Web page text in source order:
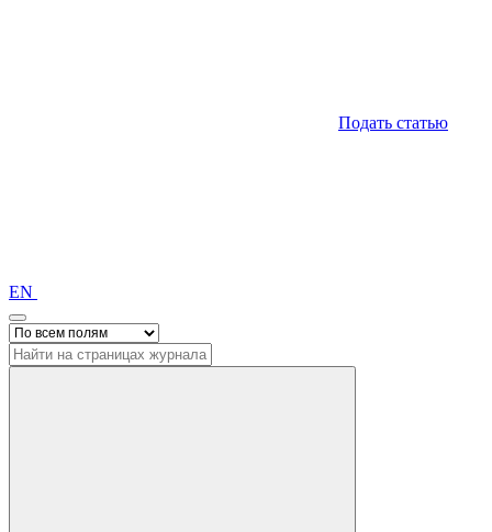
Подать статью
EN